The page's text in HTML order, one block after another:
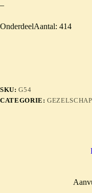
–
OnderdeelAantal: 414
SKU:G54
CATEGORIE: